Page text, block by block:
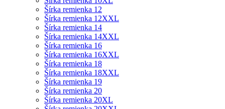
Šírka remienka 12
Šírka remienka 12XXL
Šírka remienka 14
Šírka remienka 14XXL
Šírka remienka 16
Šírka remienka 16XXL
Šírka remienka 18
Šírka remienka 18XXL
Šírka remienka 19
Šírka remienka 20
Šírka remienka 20XL